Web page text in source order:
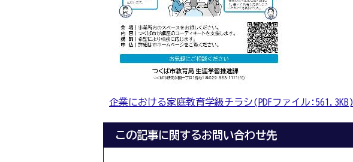
企業における家庭教育学級チラシ(PDFファイル:561.3KB)
この記事に関するお問い合わせ先